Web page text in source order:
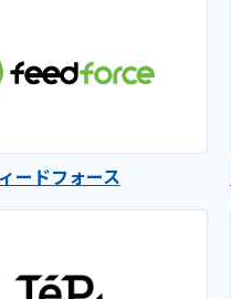
ードフォース